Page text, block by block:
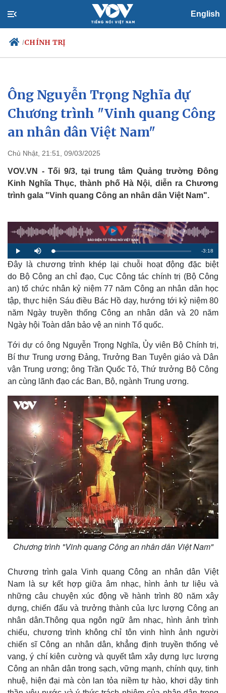
English
/CHÍNH TRỊ
Chính trị
Đảng
Tổ chức nhân sự
Quốc hội
Xã hội
Tin 24h
Dự báo thời tiết
Giáo dục
Ông Nguyễn Trọng Nghĩa dự
Chương trình "Vinh quang Công
an nhân dân Việt Nam"
Chủ Nhật, 21:51, 09/03/2025
VOV.VN - Tối 9/3, tại trung tâm Quảng trường Đông
Kinh Nghĩa Thục, thành phố Hà Nội, diễn ra Chương
trình gala "Vinh quang Công an nhân dân Việt Nam".
P
l
a
y
M
u
t
e
L
o
a
d
d
2
.
0
7
R
g
e
-3:18
Đây là chương trình khép lại chuỗi hoạt động đặc biệt
do Bộ Công an chỉ đạo, Cục Công tác chính trị (Bộ Công
an) tổ chức nhân kỷ niệm 77 năm Công an nhân dân học
tập, thực hiện Sáu điều Bác Hồ dạy, hướng tới kỷ niệm 80
năm Ngày truyền thống Công an nhân dân và 20 năm
Ngày hội Toàn dân bảo vệ an ninh Tổ quốc.
Tới dự có ông Nguyễn Trọng Nghĩa, Ủy viên Bộ Chính trị,
Bí thư Trung ương Đảng, Trưởng Ban Tuyên giáo và Dân
vận Trung ương; ông Trần Quốc Tỏ, Thứ trưởng Bộ Công
an cùng lãnh đạo các Ban, Bộ, ngành Trung ương.
Chương trình "Vinh quang Công an nhân dân Việt Nam"
Chương trình gala Vinh quang Công an nhân dân Việt
Nam là sự kết hợp giữa âm nhạc, hình ảnh tư liệu và
những câu chuyện xúc động về hành trình 80 năm xây
dựng, chiến đấu và trưởng thành của lực lượng Công an
nhân dân.Thông qua ngôn ngữ âm nhạc, hình ảnh trình
chiếu, chương trình không chỉ tôn vinh hình ảnh người
chiến sĩ Công an nhân dân, khẳng định truyền thống vẻ
vang, ý chí kiên cường và quyết tâm xây dựng lực lượng
Công an nhân dân trong sạch, vững mạnh, chính quy, tinh
nhuệ, hiện đại mà còn lan tỏa niềm tự hào, khơi dậy tinh